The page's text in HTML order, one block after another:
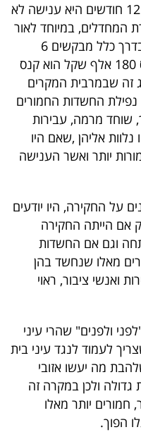
ענישה של מאסר על תנאי למשך 12 חודשים היא ענישה לא
המחדלים, במיוחד לאור
העובדה כי קיימת הרשעה בתיק. בדרך כלל מבקשים 6
חודשים של מאסר על תנאי, הקנס 180 אלף שקל הוא קנס
זה שבמרבית המקרים
החשדות החמורים
שוחד מרמה, עבירות
אליהן ,שאם היו
יותר ואשר הענישה
על החקירה, היו יודעים
אם הייתה החקירה
וגם אם החשדות
מאלו שנחשד בהן
ואנשי ציבור, ראוי
ולפנים" שהרי עיני
לעמוד לנגד עיני בית
מה יעשו אזובי
גדולה ולכן במקרה זה
חמורים יותר מאלו
הפוך.